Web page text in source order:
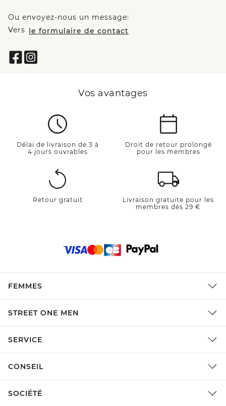
Ou envoyez-nous un message:
Vers le formulaire de contact
Vos avantages
Délai de livraison de 3 à
4 jours ouvrables
Droit de retour prolongé
pour les membres
Retour gratuit
Livraison gratuite pour les
membres dès 29 €
FEMMES
STREET ONE MEN
SERVICE
CONSEIL
SOCIÉTÉ